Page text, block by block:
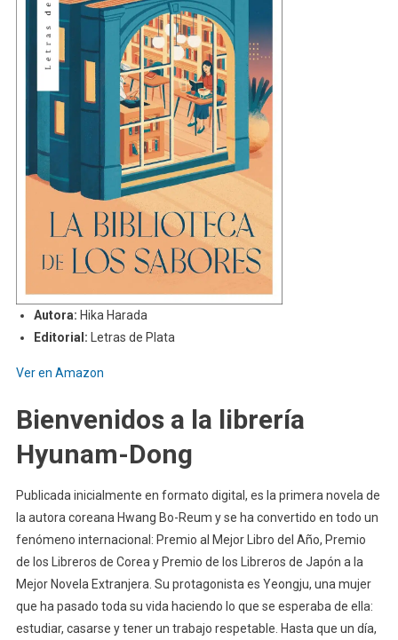
Autora: Hika Harada
Editorial:
Letras de Plata
Ver en Amazon
Bienvenidos a la librería
Hyunam-Dong
Publicada inicialmente en formato digital, es la primera novela de
la autora coreana Hwang Bo-Reum y se ha convertido en todo un
fenómeno internacional: Premio al Mejor Libro del Año, Premio
de los Libreros de Corea y Premio de los Libreros de Japón a la
Mejor Novela Extranjera. Su protagonista es Yeongju, una mujer
que ha pasado toda su vida haciendo lo que se esperaba de ella:
estudiar, casarse y tener un trabajo respetable. Hasta que un día,